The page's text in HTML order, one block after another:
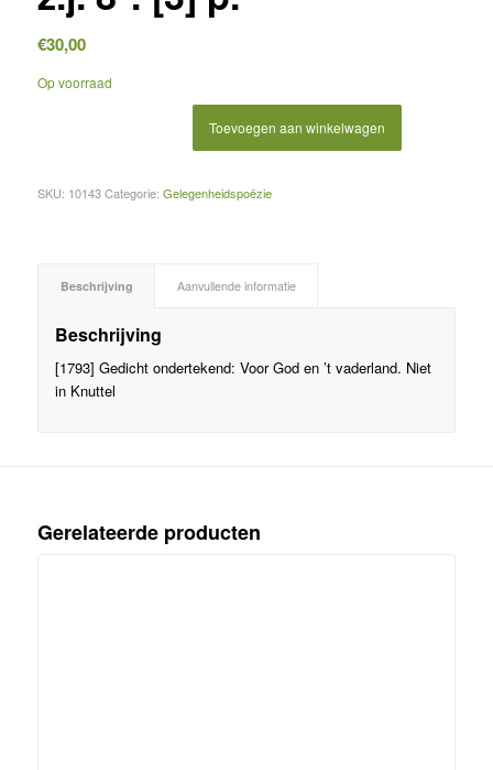
€30,00
Op voorraad
Toevoegen aan winkelwagen
SKU: 10143 Categorie: Gelegenheidspoëzie
Beschrijving Aanvullende informatie
Beschrijving
[1793] Gedicht ondertekend: Voor God en ’t vaderland. Niet
in Knuttel
Gerelateerde producten